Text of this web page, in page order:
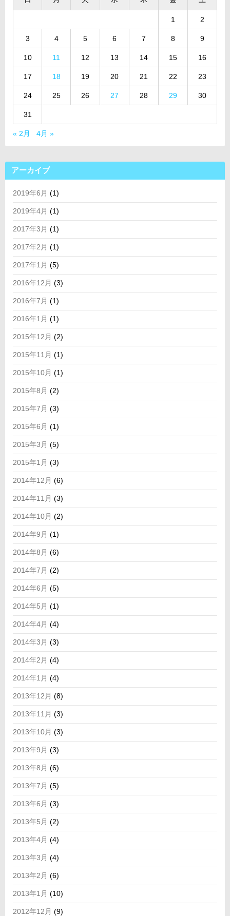
1 2
3 4 5 6 7 8 9
10 11 12 13 14 15 16
17 18 19 20 21 22 23
24 25 26 27 28 29 30
31
« 2月 4月 »
アーカイブ
2019年6月 (1)
2019年4月 (1)
2017年3月 (1)
2017年2月 (1)
2017年1月 (5)
2016年12月 (3)
2016年7月 (1)
2016年1月 (1)
2015年12月 (2)
2015年11月 (1)
2015年10月 (1)
2015年8月 (2)
2015年7月 (3)
2015年6月 (1)
2015年3月 (5)
2015年1月 (3)
2014年12月 (6)
2014年11月 (3)
2014年10月 (2)
2014年9月 (1)
2014年8月 (6)
2014年7月 (2)
2014年6月 (5)
2014年5月 (1)
2014年4月 (4)
2014年3月 (3)
2014年2月 (4)
2014年1月 (4)
2013年12月 (8)
2013年11月 (3)
2013年10月 (3)
2013年9月 (3)
2013年8月 (6)
2013年7月 (5)
2013年6月 (3)
2013年5月 (2)
2013年4月 (4)
2013年3月 (4)
2013年2月 (6)
2013年1月 (10)
2012年12月 (9)